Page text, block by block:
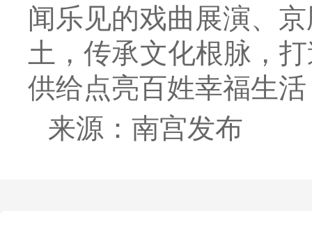
闻乐见的戏曲展演、
土，传承文化根脉，
供给点亮百姓幸福生
来源：南宫发布